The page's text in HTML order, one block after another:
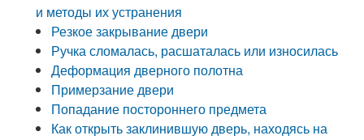
и методы их устранения
Резкое закрывание двери
Ручка сломалась, расшаталась или износилась
Деформация дверного полотна
Примерзание двери
Попадание постороннего предмета
Как открыть заклинившую дверь, находясь на